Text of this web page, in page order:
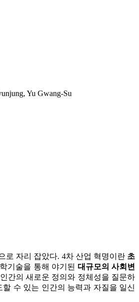
Yu Gwang-Su
로 자리 잡았다. 4차 산업 혁명이란 초
기술을 통해 야기된 대규모의 사회변
간의 새로운 정의와 정체성을 질문하
수 있는 인간의 능력과 자질을 일신